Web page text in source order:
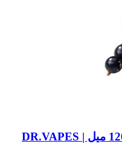
جویس دکتر ویپز انگور فرنگی 120 میل | DR.VAPES